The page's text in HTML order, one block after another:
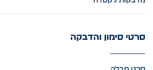
סרטי סימון והדבקה